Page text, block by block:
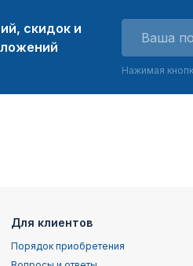
скидок и
Нажимая
Для клиентов
Порядок приобретения